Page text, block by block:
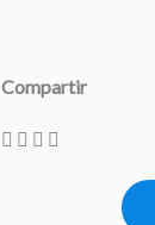
Compartir